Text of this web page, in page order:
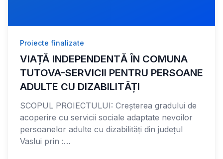
Proiecte finalizate
VIAȚĂ INDEPENDENTĂ ÎN COMUNA
TUTOVA-SERVICII PENTRU PERSOANE
ADULTE CU DIZABILITĂȚI
SCOPUL PROIECTULUI: Creșterea gradului de
acoperire cu servicii sociale adaptate nevoilor
persoanelor adulte cu dizabilități din județul
Vaslui prin :…